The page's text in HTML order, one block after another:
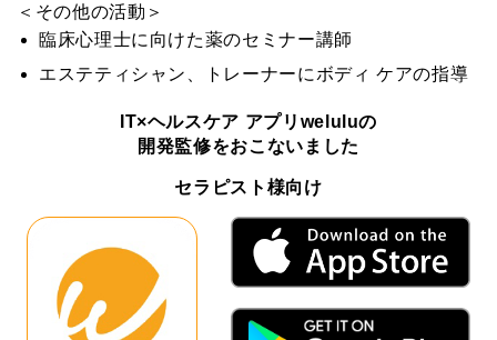
＜その他の活動＞
臨床心理士に向けた薬のセミナー講師
エステティシャン、トレーナーにボディ ケアの指導
IT×ヘルスケア アプリweluluの
開発監修をおこないました
セラピスト様向け